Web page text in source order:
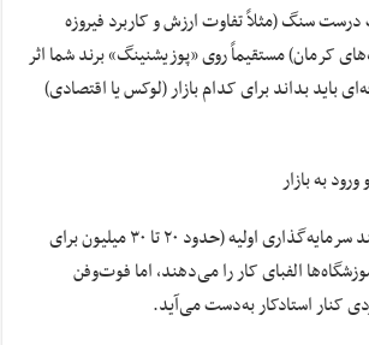
سنگ (مثلاً تفاوت ارزش و کاربرد فیروزه
کرمان) مستقیماً روی «پوزیشنینگ» برند شما اثر
باید بداند برای کدام بازار (لوکس یا اقتصادی)
ورود به این حوزه نیازمند سرمایه‌گذاری اولیه (حدود ۲۰ تا ۳۰ میلیون برای
الفبای کار را می‌دهند، اما فوت‌وفن
کنار استادکار به‌دست می‌آید.